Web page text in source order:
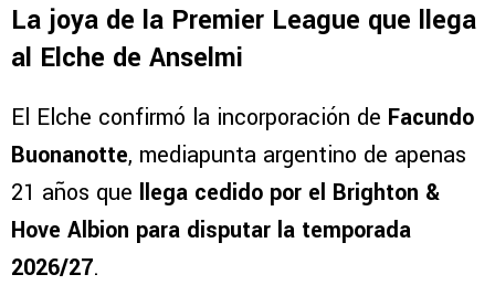
La joya de la Premier League que llega
al Elche de Anselmi
El Elche confirmó la incorporación de Facundo
Buonanotte, mediapunta argentino de apenas
21 años que llega cedido por el Brighton &
Hove Albion para disputar la temporada
2026/27.